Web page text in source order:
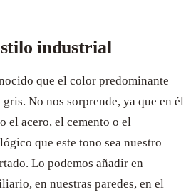
industrial
que el color predominante
No nos sorprende, ya que en él
el acero, el cemento o el
que este tono sea nuestro
Lo podemos añadir en
en nuestras paredes, en el